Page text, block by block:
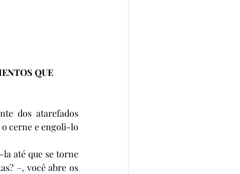
QUE
dos atarefados
o cerne e engoli-lo
até que se torne
–, você abre os